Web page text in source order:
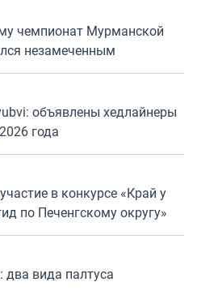
чемпионат Мурманской
незамеченным
объявлены хедлайнеры
года
в конкурсе «Край у
по Печенгскому округу»
два вида палтуса